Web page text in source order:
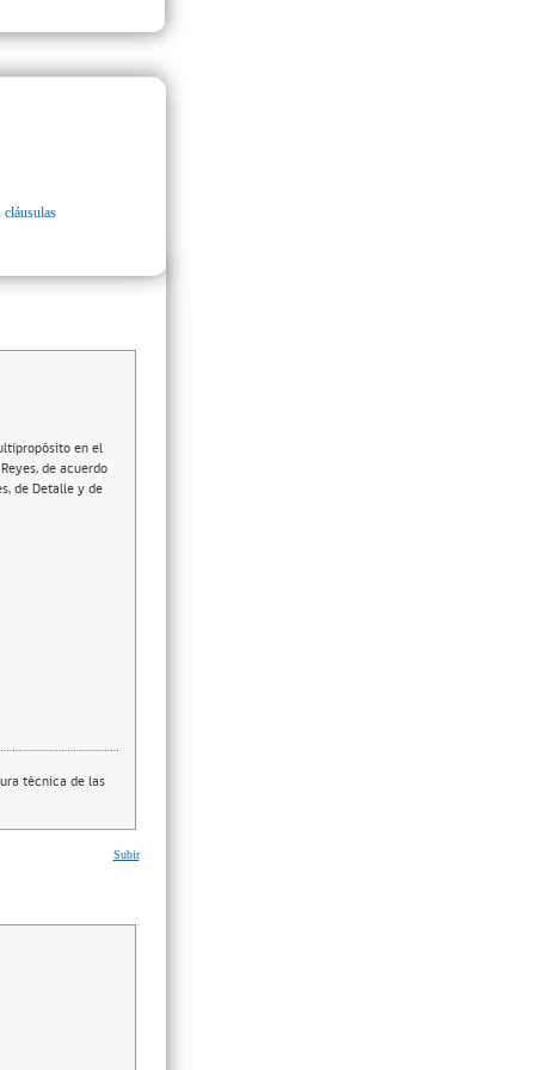
en el
de acuerdo
de Detalle y de
técnica de las
Subir